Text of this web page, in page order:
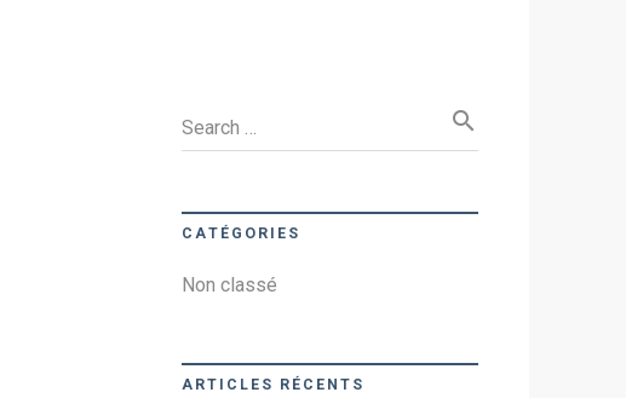
Search … search
CATÉGORIES
Non classé
ARTICLES RÉCENTS